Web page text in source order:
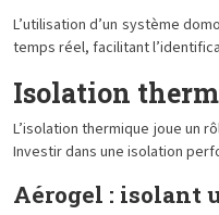
L’utilisation d’un système
temps réel, facilitant
Isolation
L’isolation thermique joue un
Investir dans une isolation
Aérogel : isolant